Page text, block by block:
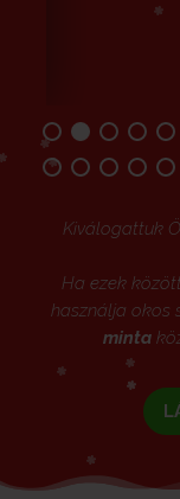
Kiválogattuk
Ha ezek
használja okos
minta